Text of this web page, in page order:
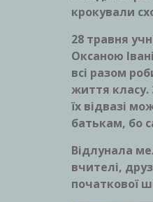
крокували
28 травня
Оксаною
всі разом
життя класу.
їх відвазі
батькам, бо
Відлунала
вчителі,
початкової